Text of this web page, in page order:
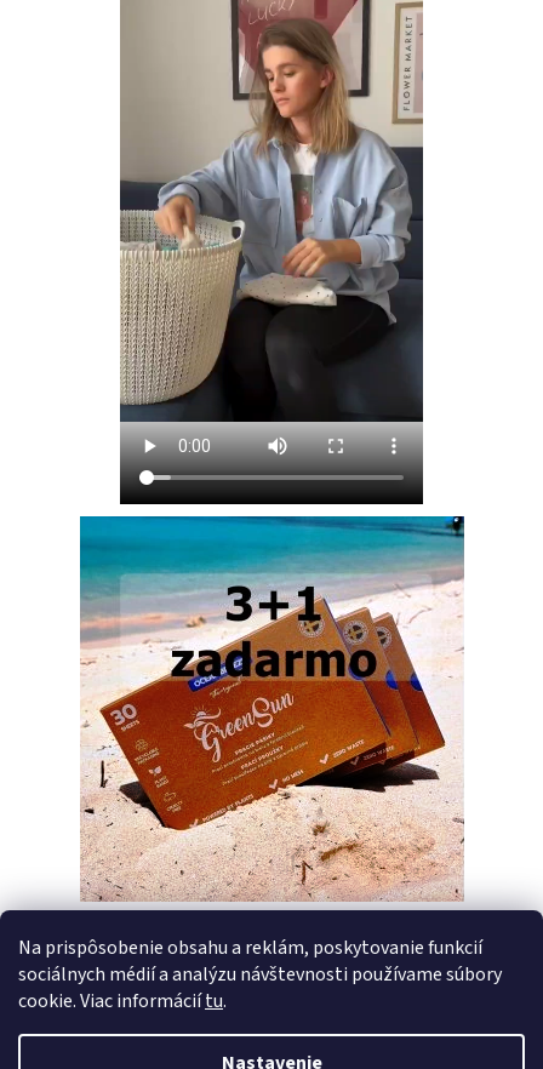
Na prispôsobenie obsahu a reklám, poskytovanie funkcií
sociálnych médií a analýzu návštevnosti používame súbory
cookie. Viac informáciítu.
Nastavenie
PREDCHÁDZAJÚCI ČLÁNOK